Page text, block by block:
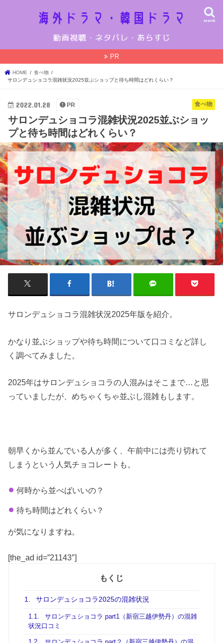
search
PR
HOME
食べ物
サロンデュショコラ混雑状況2025並ぶショップと待ち時間はどれくらい？
食べ物
2022.01.28 PR
サロンデュショコラ混雑状況2025並ぶショッ
プと待ち時間はどれくらい？
サロンデュショコラ混雑状況2025年版を紹介。
かなり並ぶショップや待ち時間について口コミなど詳し
く調べてみました。
2025年はサロンデュショコラの人混みはそこまで…と思
っていましたが、めちゃくちゃ並ぶし混雑もします。
朝早くから並んでいる人が多く、午前中には売り切れて
しまうという人気チョコレートも。
何時から並べばいいの？
待ち時間はどれくらい？
が気になりますね。
[the_ad id=”21143″]
もくじ
1. サロンデュショコラ2025の混雑状況
1.1.
サロンデュショコラ part1（新宿三越伊勢丹）の混雑
状況口コミ